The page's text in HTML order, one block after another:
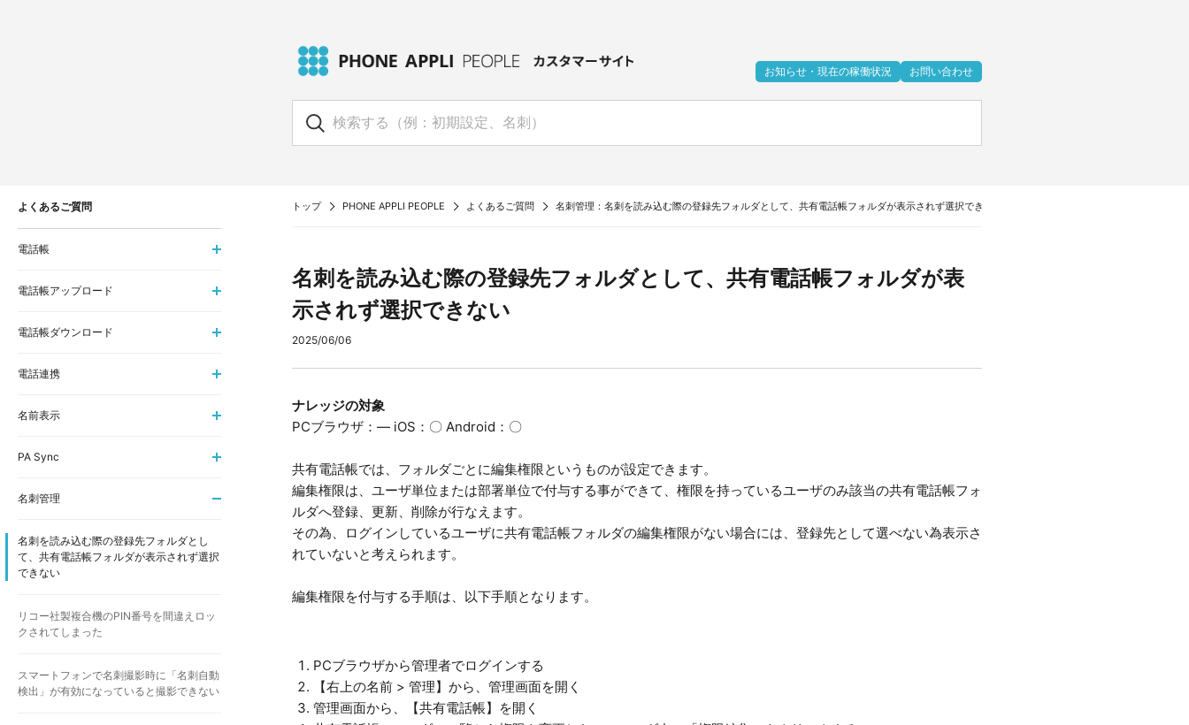
お知らせ・現在の稼働状況 お問い合わせ
トップ PHONE APPLI PEOPLE よくあるご質問 名刺管理：名刺を読み込む際の登録先フォルダとして、共有電話帳フォルダが表示されず選択できない
名刺を読み込む際の登録先フォルダとして、共有電話帳フォルダが表
示されず選択できない
2025/06/06
ナレッジの対象
PCブラウザ：― iOS：〇 Android：〇
共有電話帳では、フォルダごとに編集権限というものが設定できます。
編集権限は、ユーザ単位または部署単位で付与する事ができて、権限を持っているユーザのみ該当の共有電話帳フォ
ルダへ登録、更新、削除が行なえます。
その為、ログインしているユーザに共有電話帳フォルダの編集権限がない場合には、登録先として選べない為表示さ
れていないと考えられます。
編集権限を付与する手順は、以下手順となります。
PCブラウザから管理者でログインする
【右上の名前 > 管理】から、管理画面を開く
管理画面から、【共有電話帳】を開く
よくあるご質問
電話帳
電話帳アップロード
電話帳ダウンロード
電話連携
名前表示
PA Sync
名刺管理
名刺を読み込む際の登録先フォルダとし
て、共有電話帳フォルダが表示されず選択
できない
リコー社製複合機のPIN番号を間違えロッ
クされてしまった
スマートフォンで名刺撮影時に「名刺自動
検出」が有効になっていると撮影できない